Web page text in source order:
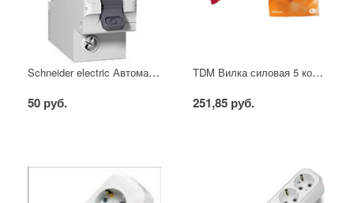
Schneider electric Автоматический выключатель 1/40А
50 руб.
TDM Вилка силовая 5 контактов 16А 380В IP44
251,85 руб.